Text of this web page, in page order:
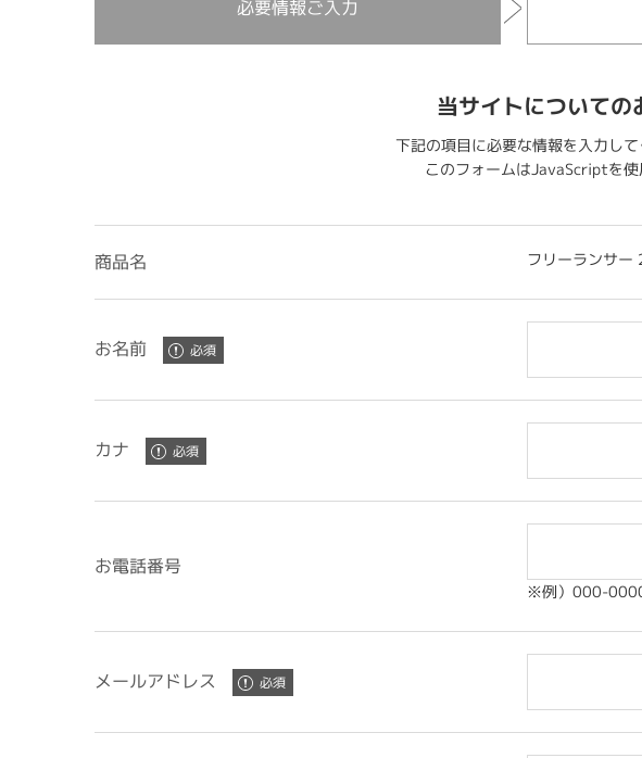
必要情報ご入力
当サイトについて
下記の項目に必要な情報を入力し
このフォームはJavaScriptを
商品名 フリーランサ
お名前
カナ
お電話番号
※例）000-
メールアドレス